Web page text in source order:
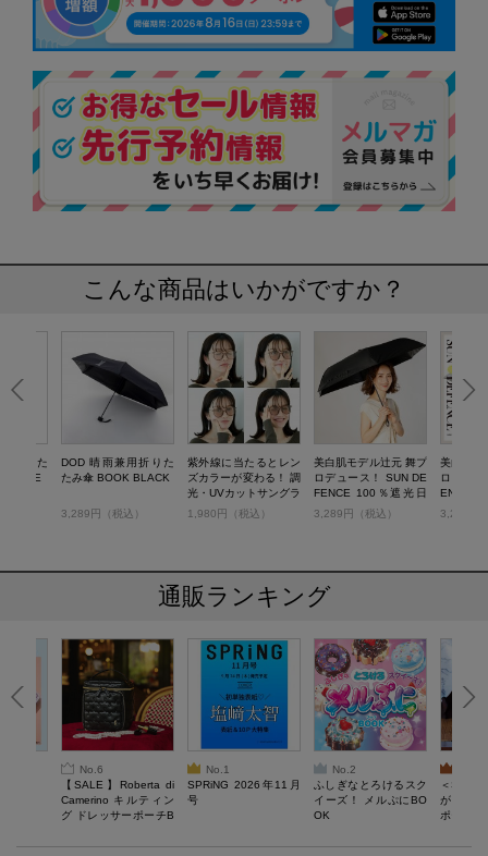
こんな商品はいかがですか？
折りた
BEIGE
DOD 晴雨兼用折りた
たみ傘 BOOK BLACK
3,289円（税込）
紫外線に当たるとレン
ズカラーが変わる！ 調
光・UVカットサングラ
ス BROWN
1,980円（税込）
美白肌モデル辻元 舞プ
ロデュース！ SUN DE
FENCE 100％遮光日
傘BOOK お肌を守るB
3,289円（税込）
美白肌モ
ロデュ
ENCE
BOOK
3,289円
通販ランキング
No.6
【SALE】Roberta di
Camerino キルティン
グ ドレッサーポーチB
No.1
SPRiNG 2026年11月
号
No.2
ふしぎなとろけるスク
イーズ！ メルぷにBO
OK
＜SALE
がある
ポーチ